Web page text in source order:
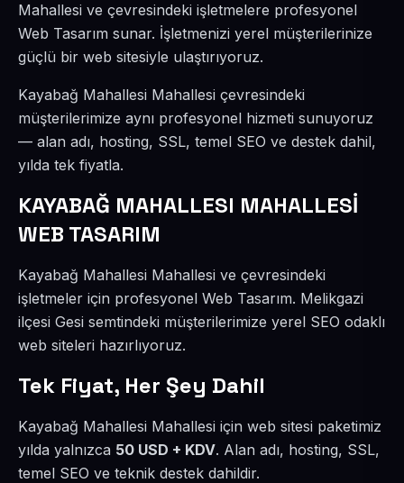
Mahallesi ve çevresindeki işletmelere profesyonel
Web Tasarım sunar. İşletmenizi yerel müşterilerinize
güçlü bir web sitesiyle ulaştırıyoruz.
Kayabağ Mahallesi Mahallesi çevresindeki
müşterilerimize aynı profesyonel hizmeti sunuyoruz
— alan adı, hosting, SSL, temel SEO ve destek dahil,
yılda tek fiyatla.
KAYABAĞ MAHALLESI MAHALLESİ
WEB TASARIM
Kayabağ Mahallesi Mahallesi ve çevresindeki
işletmeler için profesyonel Web Tasarım. Melikgazi
ilçesi Gesi semtindeki müşterilerimize yerel SEO odaklı
web siteleri hazırlıyoruz.
Tek Fiyat, Her Şey Dahil
Kayabağ Mahallesi Mahallesi için web sitesi paketimiz
yılda yalnızca 50 USD + KDV. Alan adı, hosting, SSL,
temel SEO ve teknik destek dahildir.